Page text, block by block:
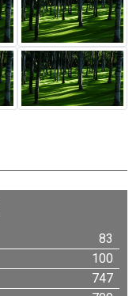
83
100
747